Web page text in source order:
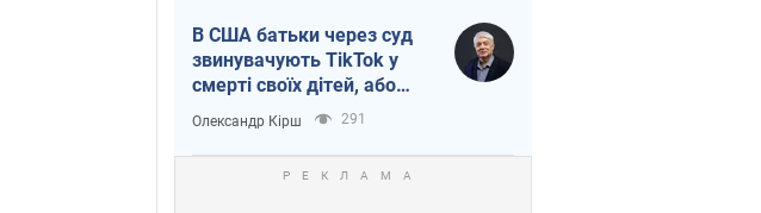
В США батьки через суд
звинувачують TikTok у
смерті своїх дітей, або
Атака КНР на молодь
Олександр Кірш 291